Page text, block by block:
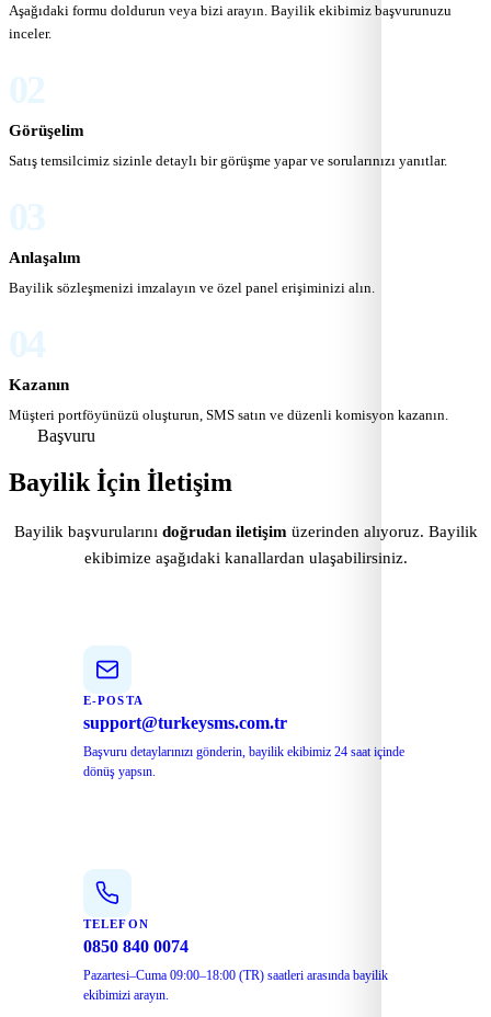
Aşağıdaki formu doldurun veya bizi arayın. Bayilik ekibimiz başvurunuzu
inceler.
Görüşelim
Satış temsilcimiz sizinle detaylı bir görüşme yapar ve sorularınızı yanıtlar.
Anlaşalım
Bayilik sözleşmenizi imzalayın ve özel panel erişiminizi alın.
Kazanın
Müşteri portföyünüzü oluşturun, SMS satın ve düzenli komisyon kazanın.
Başvuru
Bayilik İçin İletişim
Bayilik başvurularını doğrudan iletişimüzerinden alıyoruz. Bayilik
ekibimize aşağıdaki kanallardan ulaşabilirsiniz.
E-POSTA
support@turkeysms.com.tr
Başvuru detaylarınızı gönderin, bayilik ekibimiz 24 saat içinde
dönüş yapsın.
TELEFON
0850 840 0074
Pazartesi–Cuma 09:00–18:00 (TR) saatleri arasında bayilik
ekibimizi arayın.